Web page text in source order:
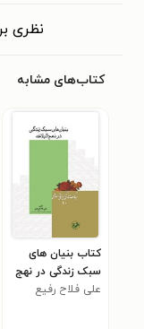
نظری
کتاب‌های مشابه
کتاب بنیان های
سبک زندگی در نهج
البلاغه
علی فلاح رفیع